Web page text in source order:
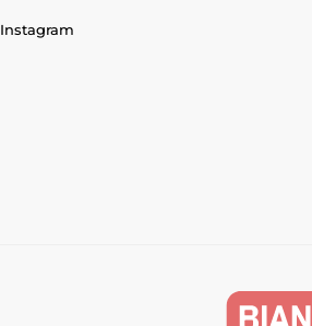
Instagram